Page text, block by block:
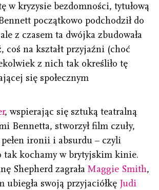
w kryzysie bezdomności, tytułową
początkowo podchodził do
z czasem ta dwójka zbudowała
coś na kształt przyjaźni (choć
z nich tak określiło tę
się społecznym
, wspierając się sztuką teatralną
Bennetta, stworzył film czuły,
ironii i absurdu – czyli
tak kochamy w brytyjskim kinie.
Shepherd zagrała Maggie Smith,
ubiegła swoją przyjaciółkę Judi